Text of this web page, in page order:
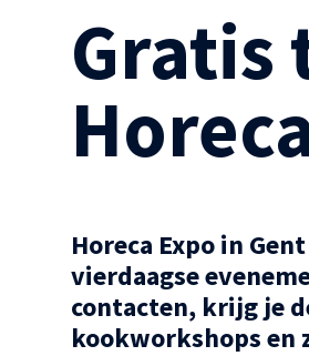
Gratis
Horeca Expo in
vierdaagse
contacten, krijg je
kookworkshops en